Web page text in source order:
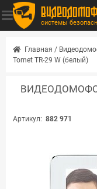
системы
Главная /
Tornet TR-29 W (белый)
Артикул: 882 971